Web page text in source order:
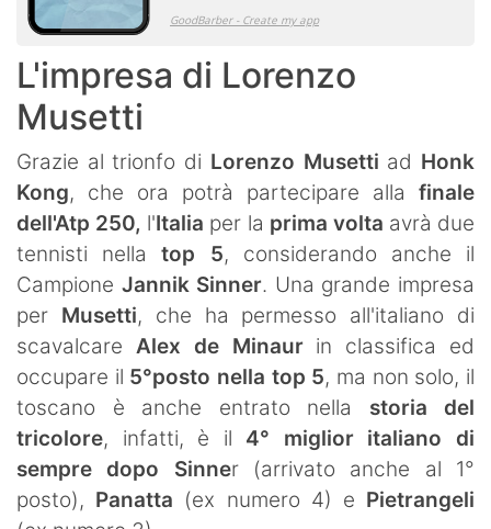
L'impresa di Lorenzo
Musetti
Grazie al trionfo di Lorenzo Musetti ad Honk
Kong, che ora potrà partecipare alla finale
dell'Atp 250, l'Italia per la prima volta avrà due
tennisti nellatop 5, considerando anche il
Campione Jannik Sinner. Una grande impresa
per Musetti, che ha permesso all'italiano di
scavalcare Alex de Minaurin classifica ed
occupare il 5°posto nella top 5, ma non solo, il
toscano è anche entrato nella storia del
tricolore, infatti, è il 4° miglior italiano di
sempre dopo Sinner (arrivato anche al 1°
posto), Panatta (ex numero 4) e Pietrangeli